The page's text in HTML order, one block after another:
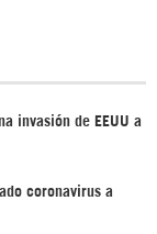
invasión de EEUU a
coronavirus a